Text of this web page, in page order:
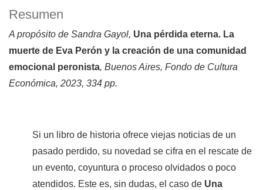
Resumen
A propósito de Sandra Gayol, Una pérdida eterna. La
muerte de Eva Perón y la creación de una comunidad
emocional peronista, Buenos Aires, Fondo de Cultura
Económica, 2023, 334 pp.
Si un libro de historia ofrece viejas noticias de un
pasado perdido, su novedad se cifra en el rescate de
un evento, coyuntura o proceso olvidados o poco
atendidos. Este es, sin dudas, el caso de Una